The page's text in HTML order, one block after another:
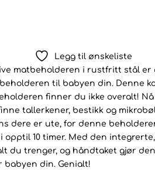
Legg til ønskeliste
matbeholderen i rustfritt stål er
til babyen din. Denne
finner du ikke overalt!
tallerkener, bestikk og
dere er ute, for denne
opptil 10 timer. Med den
du trenger, og håndtaket gjør
din. Genialt!